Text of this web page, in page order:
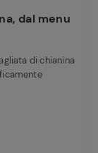
dal menu
di chianina